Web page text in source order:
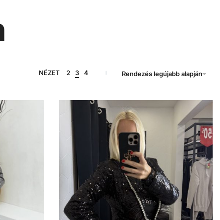
NÉZET 2 3 4 Rendezés legújabb alapján